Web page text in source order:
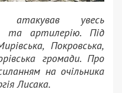
атакував увесь
та артилерію. Під
Покровська,
громади. Про
на очільника
Лисака.